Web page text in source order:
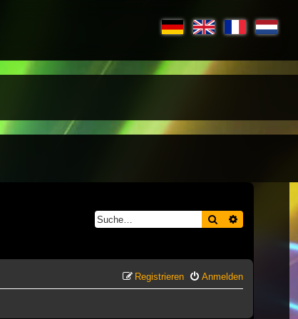
Suche Erweiterte
Anmelden
Registrieren